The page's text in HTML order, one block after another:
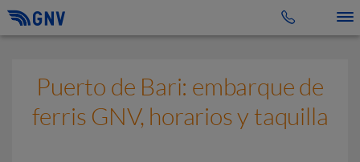
Puerto de Bari: embarque de
ferris GNV, horarios y taquilla